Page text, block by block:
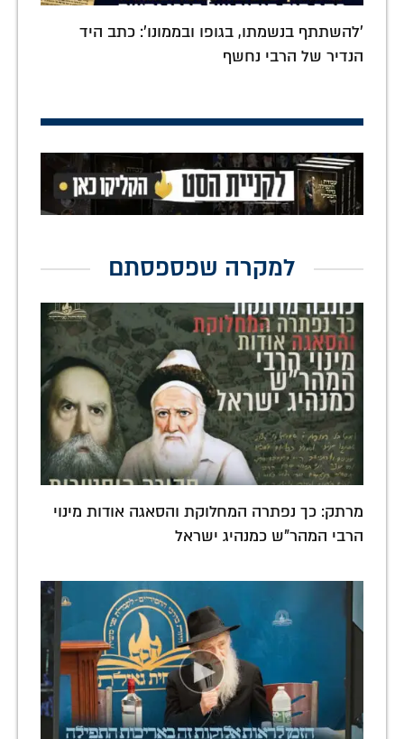
'להשתתף בנשמתו, בגופו ובממונו': כתב היד
הנדיר של הרבי נחשף
למקרה שפספסתם
מרתק: כך נפתרה המחלוקת והסאגה אודות מינוי
הרבי המהר"ש כמנהיג ישראל